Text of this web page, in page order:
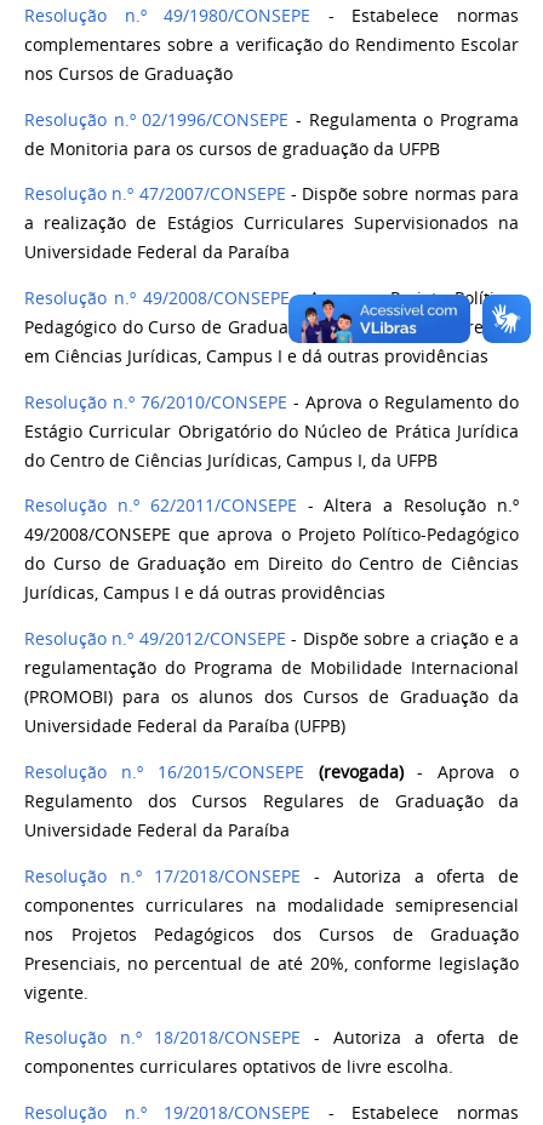
Resolução n.º 49/1980/CONSEPE - Estabelece normas
complementares sobre a verificação do Rendimento Escolar
nos Cursos de Graduação
Resolução n.º 02/1996/CONSEPE - Regulamenta o Programa
de Monitoria para os cursos de graduação da UFPB
Resolução n.º 47/2007/CONSEPE - Dispõe sobre normas para
a realização de Estágios Curriculares Supervisionados na
Universidade Federal da Paraíba
Resolução n.º 49/2008/CONSEPE- Aprova o Projeto Político-
Pedagógico do Curso de Graduação em Direito, Bacharelado
em Ciências Jurídicas, Campus I e dá outras providências
Resolução n.º 76/2010/CONSEPE - Aprova o Regulamento do
Estágio Curricular Obrigatório do Núcleo de Prática Jurídica
do Centro de Ciências Jurídicas, Campus I, da UFPB
Resolução n.º 62/2011/CONSEPE - Altera a Resolução n.º
49/2008/CONSEPE que aprova o Projeto Político-Pedagógico
do Curso de Graduação em Direito do Centro de Ciências
Jurídicas, Campus I e dá outras providências
Resolução n.º 49/2012/CONSEPE - Dispõe sobre a criação e a
regulamentação do Programa de Mobilidade Internacional
(PROMOBI) para os alunos dos Cursos de Graduação da
Universidade Federal da Paraíba (UFPB)
Resolução n.º 16/2015/CONSEPE (revogada)- Aprova o
Regulamento dos Cursos Regulares de Graduação da
Universidade Federal da Paraíba
Resolução n.º 17/2018/CONSEPE - Autoriza a oferta de
componentes curriculares na modalidade semipresencial
nos Projetos Pedagógicos dos Cursos de Graduação
Presenciais, no percentual de até 20%, conforme legislação
vigente.
Resolução n.º 18/2018/CONSEPE - Autoriza a oferta de
componentes curriculares optativos de livre escolha.
Resolução n.º 19/2018/CONSEPE - Estabelece normas